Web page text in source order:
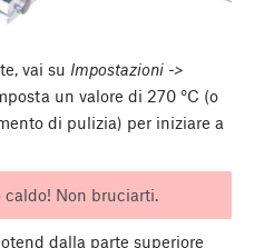
vai su Impostazioni ->
un valore di 270 °C (o
di pulizia) per iniziare a
caldo! Non bruciarti.
dalla parte superiore